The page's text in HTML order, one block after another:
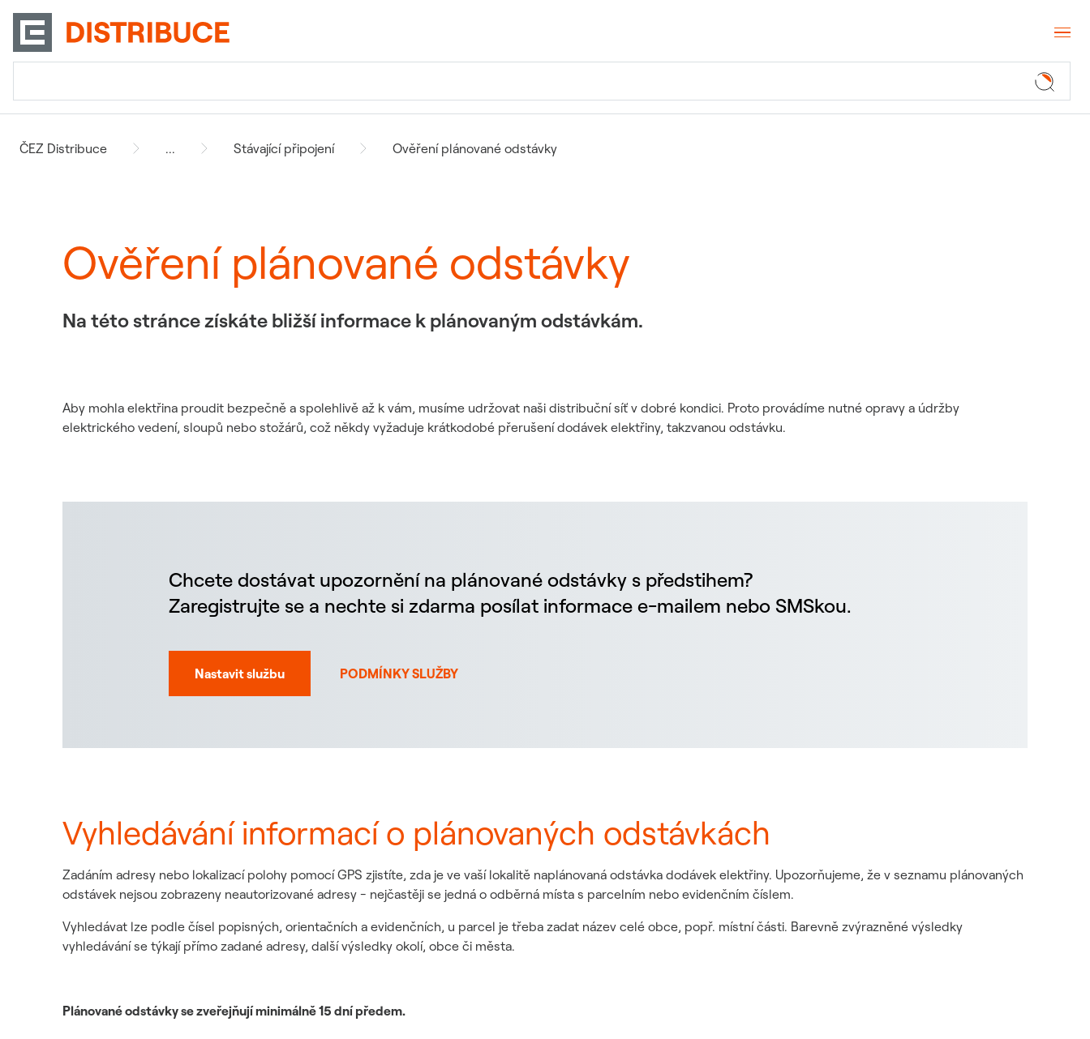
ČEZ Distribuce ... Stávající připojení Ověření plánované odstávky
Ověření plánované odstávky
Na této stránce získáte bližší informace k plánovaným odstávkám.
Aby mohla elektřina proudit bezpečně a spolehlivě až k vám, musíme udržovat naši distribuční síť v dobré kondici. Proto provádíme nutné opravy a údržby
elektrického vedení, sloupů nebo stožárů, což někdy vyžaduje krátkodobé přerušení dodávek elektřiny, takzvanou odstávku.
Chcete dostávat upozornění na plánované odstávky s předstihem?
Zaregistrujte se a nechte si zdarma posílat informace e-mailem nebo SMSkou.
Nastavit službu PODMÍNKY SLUŽBY
Vyhledávání informací o plánovaných odstávkách
Zadáním adresy nebo lokalizací polohy pomocí GPS zjistíte, zda je ve vaší lokalitě naplánovaná odstávka dodávek elektřiny. Upozorňujeme, že v seznamu plánovaných
odstávek nejsou zobrazeny neautorizované adresy - nejčastěji se jedná o odběrná místa s parcelním nebo evidenčním číslem.
Vyhledávat lze podle čísel popisných, orientačních a evidenčních, u parcel je třeba zadat název celé obce, popř. místní části. Barevně zvýrazněné výsledky
vyhledávání se týkají přímo zadané adresy, další výsledky okolí, obce či města.
Plánované odstávky se zveřejňují minimálně 15 dní předem.